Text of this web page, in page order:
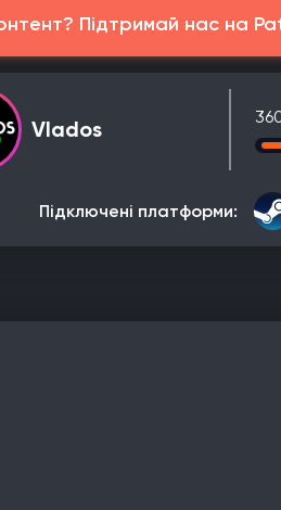
Підтримай нас на
Vlados
Підключені платформи: